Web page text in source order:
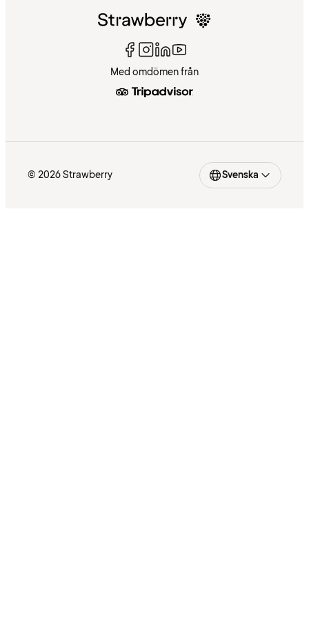
Med omdömen från
© 2026 Strawberry Svenska